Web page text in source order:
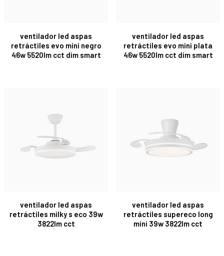
ventilador led aspas
retráctiles evo mini negro
46w 5520lm cct dim smart
ventilador led aspas
retráctiles evo mini plata
46w 5520lm cct dim smart
ventilador led aspas
retráctiles milky s eco 39w
3822lm cct
ventilador led aspas
retráctiles supereco long
mini 39w 3822lm cct